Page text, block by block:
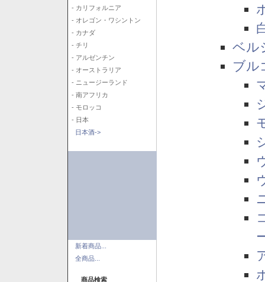
- カリフォルニア
- オレゴン・ワシントン
- カナダ
- チリ
- アルゼンチン
- オーストラリア
- ニュージーランド
- 南アフリカ
- モロッコ
- 日本
日本酒->
新着商品...
全商品...
商品検索
ベル
ブル